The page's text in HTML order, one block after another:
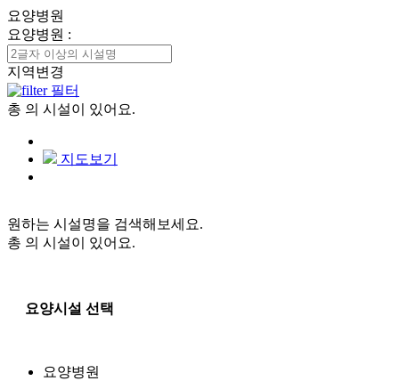
요양병원
요양병원 :
지역변경
필터
총 의 시설이 있어요.
지도보기
원하는 시설명을 검색해보세요.
총 의 시설이 있어요.
요양시설 선택
요양병원